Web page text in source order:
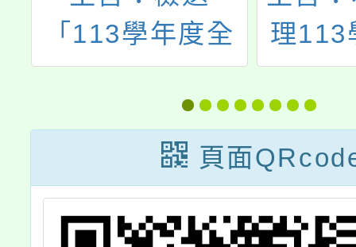
「113學年度全
國學生舞蹈比賽
實施要點」1
份，請查照。
理113
師戶
研習
級救
照訓
迎教
頁面